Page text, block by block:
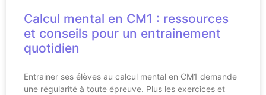
Calcul mental en CM1 : ressources
et conseils pour un entrainement
quotidien
Entrainer ses élèves au calcul mental en CM1 demande
une régularité à toute épreuve. Plus les exercices et